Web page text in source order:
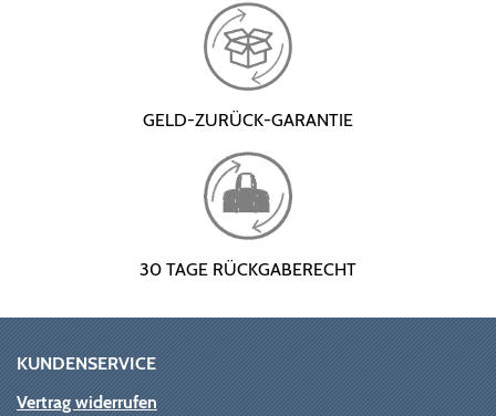
GELD-ZURÜCK-GARANTIE
30 TAGE RÜCKGABERECHT
KUNDENSERVICE
Vertrag widerrufen